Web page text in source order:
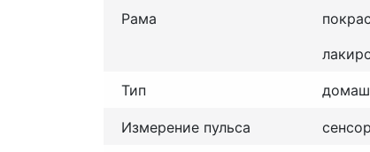
Рама
Тип
Измерение пульса